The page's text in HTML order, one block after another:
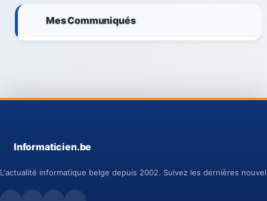
Mes Communiqués
Informaticien.be
L'actualité informatique belge depuis 2002. Suivez les dernières